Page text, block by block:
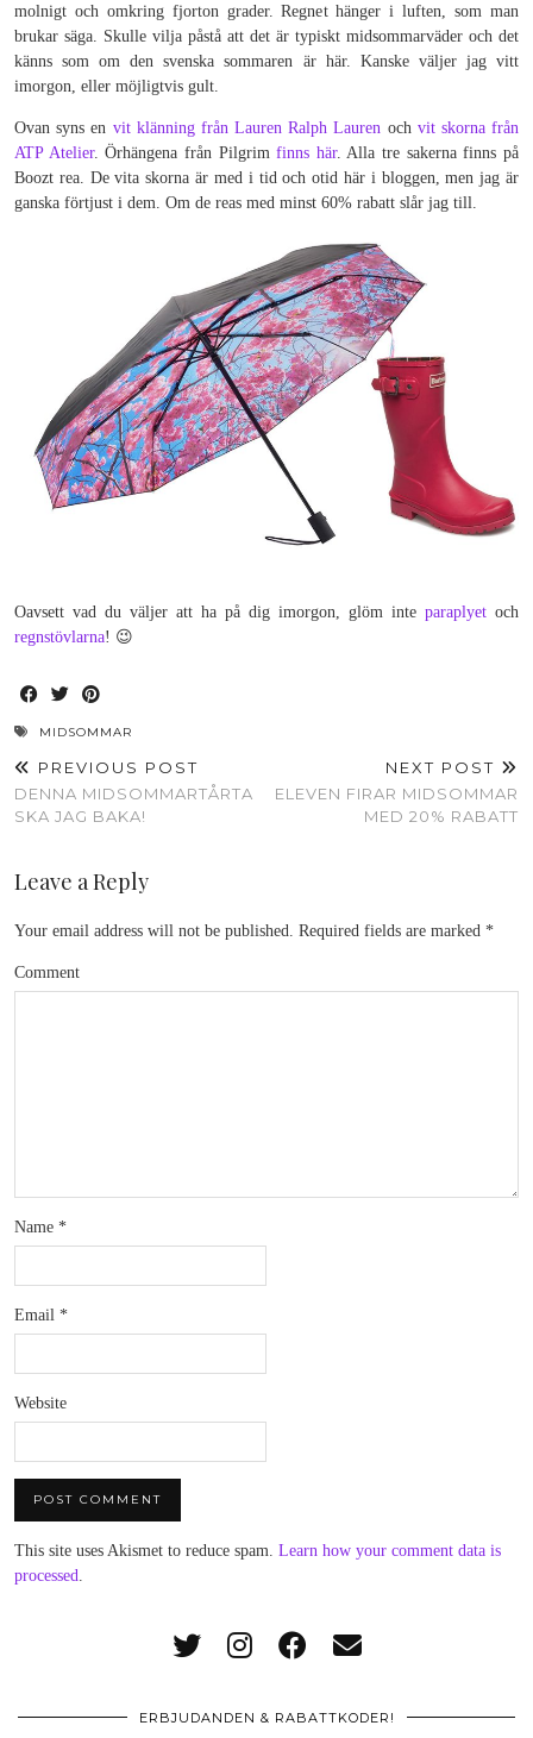
molnigt och omkring fjorton grader. Regnet hänger i luften, som man
brukar säga. Skulle vilja påstå att det är typiskt midsommarväder och det
känns som om den svenska sommaren är här. Kanske väljer jag vitt
imorgon, eller möjligtvis gult.
Ovan syns en vit klänning från Lauren Ralph Lauren och vit skorna från
ATP Atelier. Örhängena från Pilgrimfinns här. Alla tre sakerna finns på
Boozt rea. De vita skorna är med i tid och otid här i bloggen, men jag är
ganska förtjust i dem. Om de reas med minst 60% rabatt slår jag till.
Oavsett vad du väljer att ha på dig imorgon, glöm inte paraplyet och
regnstövlarna! 😉
MIDSOMMAR
PREVIOUS POST
DENNA MIDSOMMARTÅRTA
SKA JAG BAKA!
NEXT POST
ELEVEN FIRAR MIDSOMMAR
MED 20% RABATT
Leave a Reply
Your email address will not be published. Required fields are marked *
Comment
Name *
Email *
Website
This site uses Akismet to reduce spam. Learn how your comment data is
processed
ERBJUDANDEN & RABATTKODER!